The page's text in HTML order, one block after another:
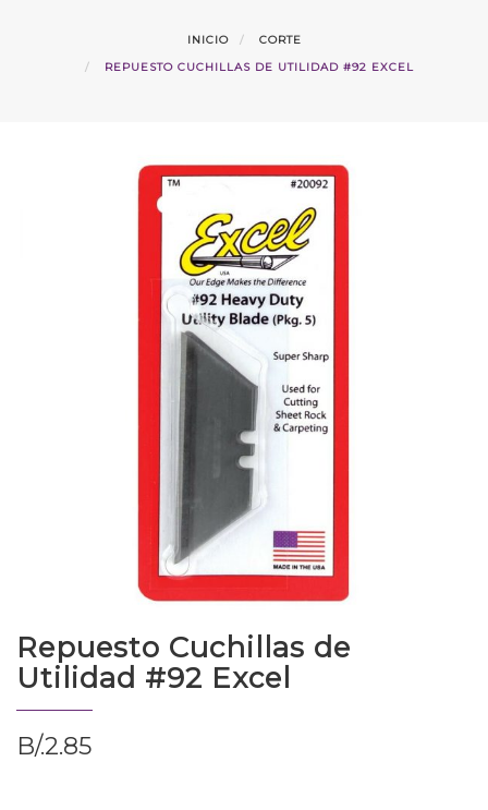
INICIO
CORTE
REPUESTO CUCHILLAS DE UTILIDAD #92 EXCEL
Repuesto Cuchillas de
Utilidad #92 Excel
B/.2.85